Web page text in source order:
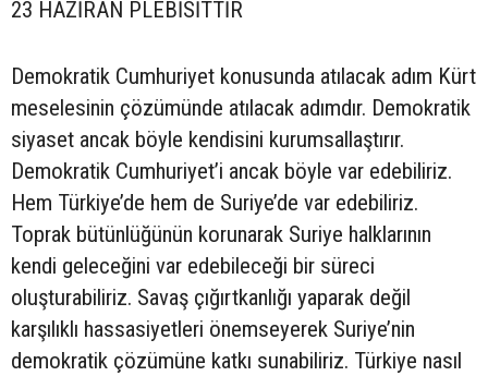
23 HAZİRAN PLEBİSİTTİR
Demokratik Cumhuriyet konusunda atılacak adım Kürt
meselesinin çözümünde atılacak adımdır. Demokratik
siyaset ancak böyle kendisini kurumsallaştırır.
Demokratik Cumhuriyet’i ancak böyle var edebiliriz.
Hem Türkiye’de hem de Suriye’de var edebiliriz.
Toprak bütünlüğünün korunarak Suriye halklarının
kendi geleceğini var edebileceği bir süreci
oluşturabiliriz. Savaş çığırtkanlığı yaparak değil
karşılıklı hassasiyetleri önemseyerek Suriye’nin
demokratik çözümüne katkı sunabiliriz. Türkiye nasıl